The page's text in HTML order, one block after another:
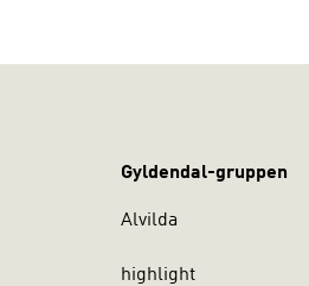
Gyldendal-gruppen
Alvilda
highlight